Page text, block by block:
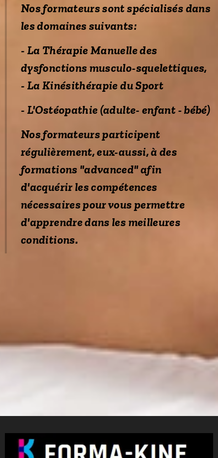
Nos formateurs sont spécialisés dans
les domaines suivants:
- La Thérapie Manuelle des
dysfonctions musculo-squelettiques,
- La Kinésithérapie du Sport
- L'Ostéopathie (adulte- enfant - bébé)
Nos formateurs participent
régulièrement, eux-aussi, à des
formations "advanced" afin
d'acquérir les compétences
nécessaires pour vous permettre
d'apprendre dans les meilleures
conditions.